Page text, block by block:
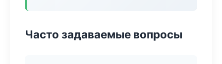
Часто задаваемые вопросы